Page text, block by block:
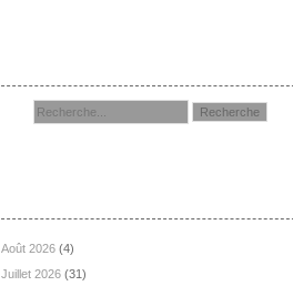
Août 2026 (4)
Juillet 2026 (31)